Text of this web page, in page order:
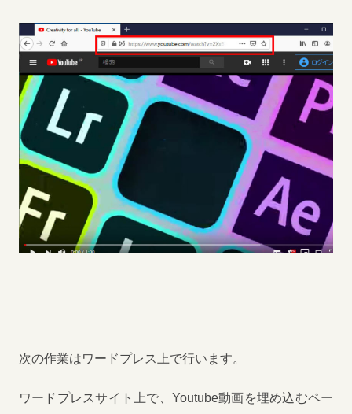
次の作業はワードプレス上で行います。
ワードプレスサイト上で、Youtube動画を埋め込むペー